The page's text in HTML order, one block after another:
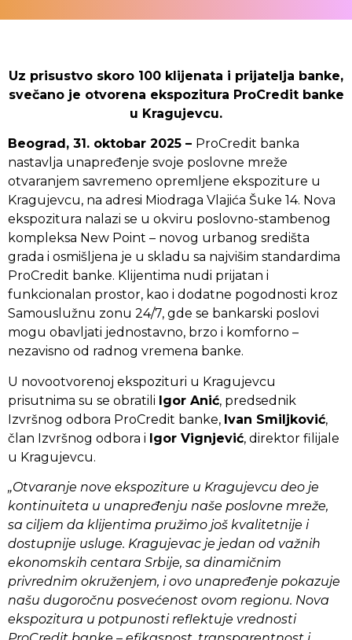
Uz prisustvo skoro 100 klijenata i prijatelja banke,
svečano je otvorena ekspozitura ProCredit banke
u Kragujevcu.
Beograd, 31. oktobar 2025 – ProCredit banka
nastavlja unapređenje svoje poslovne mreže
otvaranjem savremeno opremljene ekspoziture u
Kragujevcu, na adresi Miodraga Vlajića Šuke 14. Nova
ekspozitura nalazi se u okviru poslovno-stambenog
kompleksa New Point – novog urbanog središta
grada i osmišljena je u skladu sa najvišim standardima
ProCredit banke. Klijentima nudi prijatan i
funkcionalan prostor, kao i dodatne pogodnosti kroz
Samouslužnu zonu 24/7, gde se bankarski poslovi
mogu obavljati jednostavno, brzo i komforno –
nezavisno od radnog vremena banke.
U novootvorenoj ekspozituri u Kragujevcu
prisutnima su se obratili Igor Anić, predsednik
Izvršnog odbora ProCredit banke, Ivan Smiljković,
član Izvršnog odbora i Igor Vignjević, direktor filijale
u Kragujevcu.
„Otvaranje nove ekspoziture u Kragujevcu deo je
kontinuiteta u unapređenju naše poslovne mreže,
sa ciljem da klijentima pružimo još kvalitetnije i
dostupnije usluge. Kragujevac je jedan od važnih
ekonomskih centara Srbije, sa dinamičnim
privrednim okruženjem, i ovo unapređenje pokazuje
našu dugoročnu posvećenost ovom regionu. Nova
ekspozitura u potpunosti reflektuje vrednosti